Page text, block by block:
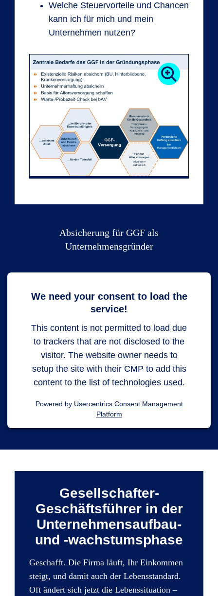
Welche Steuervorteile und Chancen
kann ich für mich und mein
Unternehmen nutzen?
Absicherung für GGF als
Unternehmensgründer
We need your consent to load the
service!
This content is not permitted to load due
to trackers that are not disclosed to the
visitor. The website owner needs to
setup the site with their CMP to add this
content to the list of technologies used.
Powered by Usercentrics Consent Management
Platform
Gesellschafter-
Geschäftsführer in der
Unternehmensaufbau-
und -wachstumsphase
Geschafft. Die Firma läuft, Ihr Einkommen
steigt, und damit auch der Lebensstandard.
Oft ändert sich jetzt die Lebenssituation –